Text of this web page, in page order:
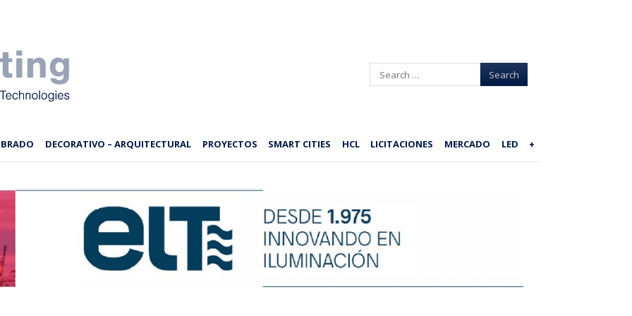
Search
DECORATIVO – ARQUITECTURAL PROYECTOS SMART CITIES HCL LICITACIONES MERCADO LED +